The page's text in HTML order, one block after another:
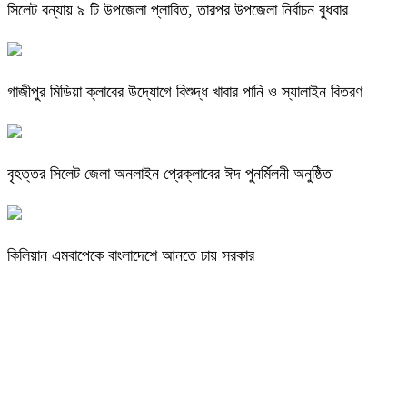
সিলেট বন্যায় ৯ টি উপজেলা প্লাবিত, তারপর উপজেলা নির্বাচন বুধবার
গাজীপুর মিডিয়া ক্লাবের উদ্যোগে বিশুদ্ধ খাবার পানি ও স্যালাইন বিতরণ
বৃহত্তর সিলেট জেলা অনলাইন প্রেক্লাবের ঈদ পুনর্মিলনী অনুষ্ঠিত
কিলিয়ান এমবাপেকে বাংলাদেশে আনতে চায় সরকার